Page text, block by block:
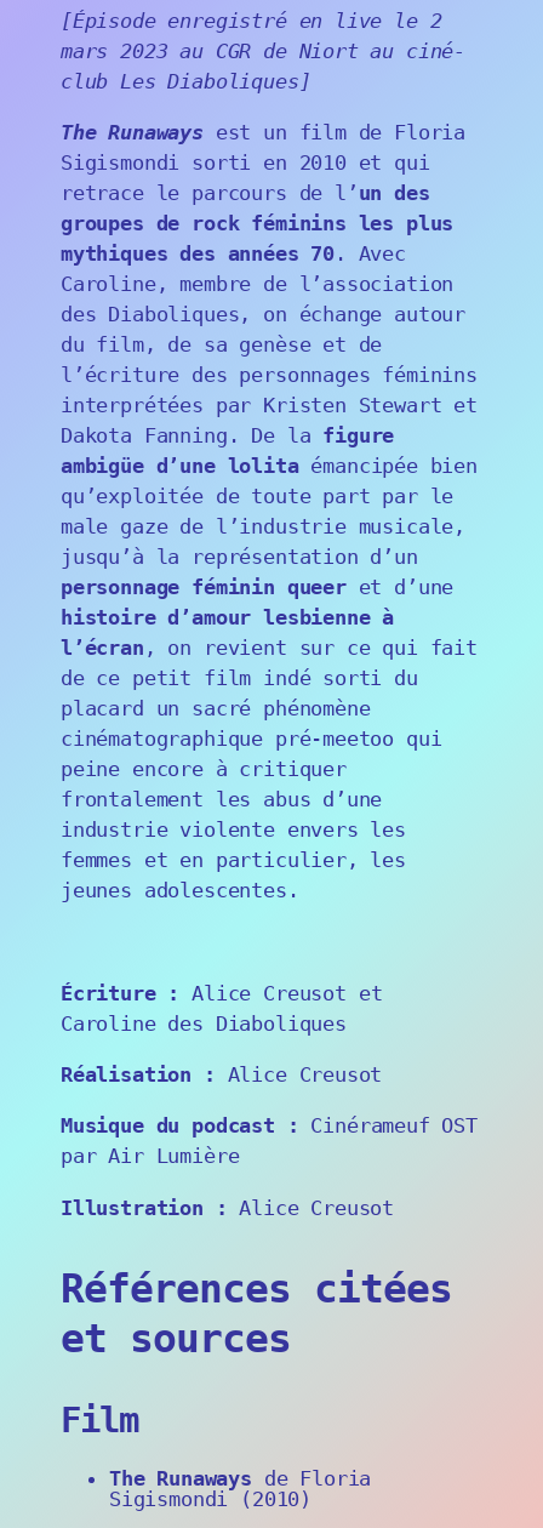
[Épisode enregistré en live le 2
mars 2023 au CGR de Niort au ciné-
club Les Diaboliques]
The Runaways est un film de Floria
Sigismondi sorti en 2010 et qui
retrace le parcours de l’ un des
groupes de rock féminins les plus
mythiques des années 70 . Avec
Caroline, membre de l’association
des Diaboliques, on échange autour
du film, de sa genèse et de
l’écriture des personnages féminins
interprétées par Kristen Stewart et
Dakota Fanning. De la figure
ambigüe d’une lolita émancipée bien
qu’exploitée de toute part par le
male gaze de l’industrie musicale,
jusqu’à la représentation d’un
personnage féminin queeret d’une
histoire d’amour lesbienne à
l’écran , on revient sur ce qui fait
de ce petit film indé sorti du
placard un sacré phénomène
cinématographique pré-meetoo qui
peine encore à critiquer
frontalement les abus d’une
industrie violente envers les
femmes et en particulier, les
jeunes adolescentes.
Écriture :
Alice Creusot et
Caroline des Diaboliques
Réalisation : Alice Creusot
Musique du podcast :
Cinérameuf OST
par Air Lumière
Illustration : Alice Creusot
Références citées
et sources
Film
The Runaways de Floria
Sigismondi (2010)